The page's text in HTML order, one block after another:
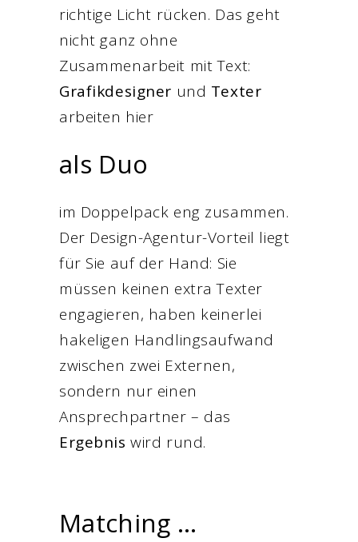
richtige Licht rücken. Das geht
nicht ganz ohne
Zusammenarbeit mit Text:
Grafikdesigner und Texter
arbeiten hier
als Duo
im Doppelpack eng zusammen.
Der Design-Agentur-Vorteil liegt
für Sie auf der Hand: Sie
müssen keinen extra Texter
engagieren, haben keinerlei
hakeligen Handlingsaufwand
zwischen zwei Externen,
sondern nur einen
Ansprechpartner – das
Ergebnis wird rund.
Matching …